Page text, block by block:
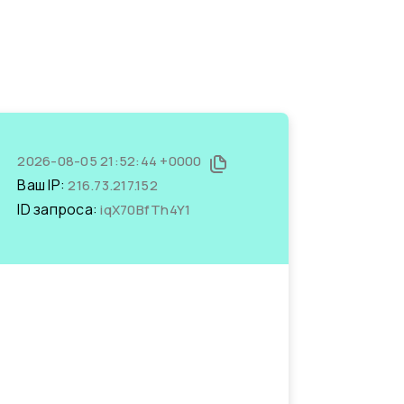
2026-08-05 21:52:44 +0000
Ваш IP:216.73.217.152
ID запроса:iqX70BfTh4Y1